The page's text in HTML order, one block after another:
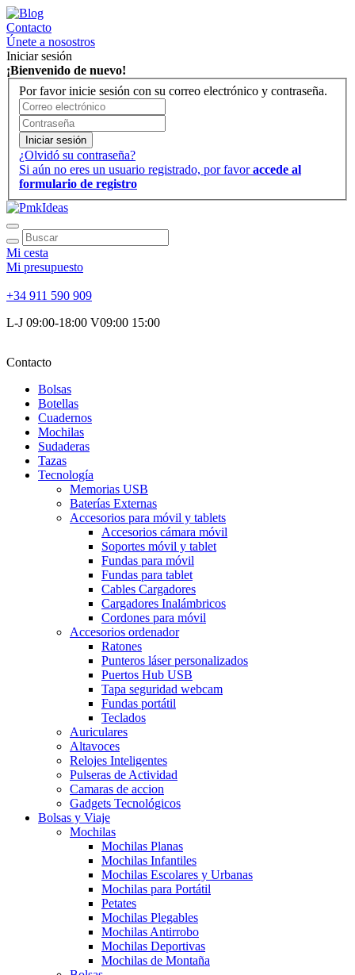
Contacto
Únete a nosostros
Iniciar sesión
¡Bienvenido de nuevo!
Por favor inicie sesión con su correo electrónico y contraseña.
Iniciar sesión
¿Olvidó su contraseña?
Si aún no eres un usuario registrado, por favoraccede al
formulario de registro
Mi cesta
Mi presupuesto
+34 911 590 909
L-J 09:00-18:00 V09:00 15:00
Contacto
Bolsas
Botellas
Cuadernos
Mochilas
Sudaderas
Tazas
Tecnología
Memorias USB
Baterías Externas
Accesorios para móvil y tablets
Accesorios cámara móvil
Soportes móvil y tablet
Fundas para móvil
Fundas para tablet
Cables Cargadores
Cargadores Inalámbricos
Cordones para móvil
Accesorios ordenador
Ratones
Punteros láser personalizados
Puertos Hub USB
Tapa seguridad webcam
Fundas portátil
Teclados
Auriculares
Altavoces
Relojes Inteligentes
Pulseras de Actividad
Camaras de accion
Gadgets Tecnológicos
Bolsas y Viaje
Mochilas
Mochilas Planas
Mochilas Infantiles
Mochilas Escolares y Urbanas
Mochilas para Portátil
Petates
Mochilas Plegables
Mochilas Antirrobo
Mochilas Deportivas
Mochilas de Montaña